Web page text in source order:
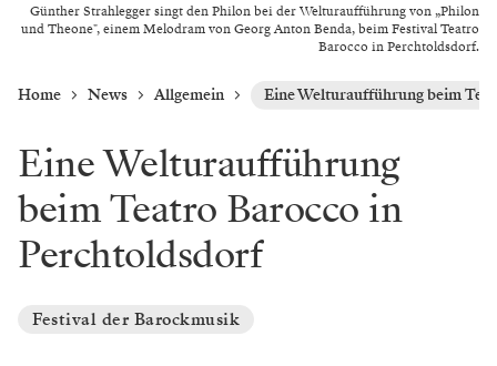
Günther Strahlegger singt den Philon bei der Welturaufführung von „Philon
und Theone", einem Melodram von Georg Anton Benda, beim Festival Teatro
Barocco in Perchtoldsdorf.
Home News Allgemein Eine Welturaufführung beim
Eine Welturaufführung
beim Teatro Barocco in
Perchtoldsdorf
Festival der Barockmusik